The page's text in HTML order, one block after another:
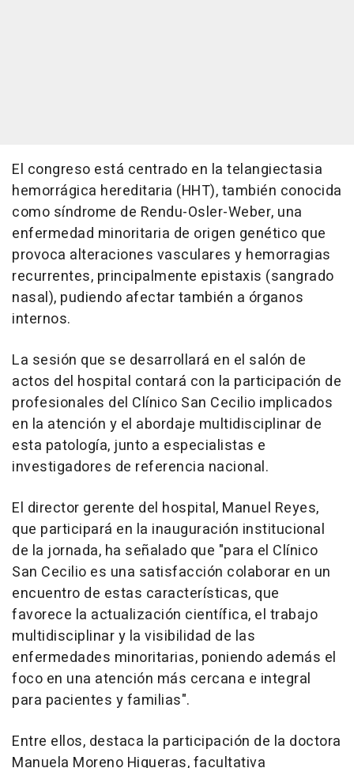
El congreso está centrado en la telangiectasia
hemorrágica hereditaria (HHT), también conocida
como síndrome de Rendu-Osler-Weber, una
enfermedad minoritaria de origen genético que
provoca alteraciones vasculares y hemorragias
recurrentes, principalmente epistaxis (sangrado
nasal), pudiendo afectar también a órganos
internos.
La sesión que se desarrollará en el salón de
actos del hospital contará con la participación de
profesionales del Clínico San Cecilio implicados
en la atención y el abordaje multidisciplinar de
esta patología, junto a especialistas e
investigadores de referencia nacional.
El director gerente del hospital, Manuel Reyes,
que participará en la inauguración institucional
de la jornada, ha señalado que "para el Clínico
San Cecilio es una satisfacción colaborar en un
encuentro de estas características, que
favorece la actualización científica, el trabajo
multidisciplinar y la visibilidad de las
enfermedades minoritarias, poniendo además el
foco en una atención más cercana e integral
para pacientes y familias".
Entre ellos, destaca la participación de la doctora
Manuela Moreno Higueras, facultativa